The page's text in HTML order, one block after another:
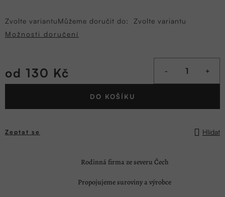
Zvolte variantuMůžeme doručit do:
Zvolte variantu
Možnosti doručení
od 130 Kč
Měrná
DO KOŠÍKU
Zeptat se Hlídat
Rodinná firma ze severu Čech
Propojujeme suroviny a výrobce